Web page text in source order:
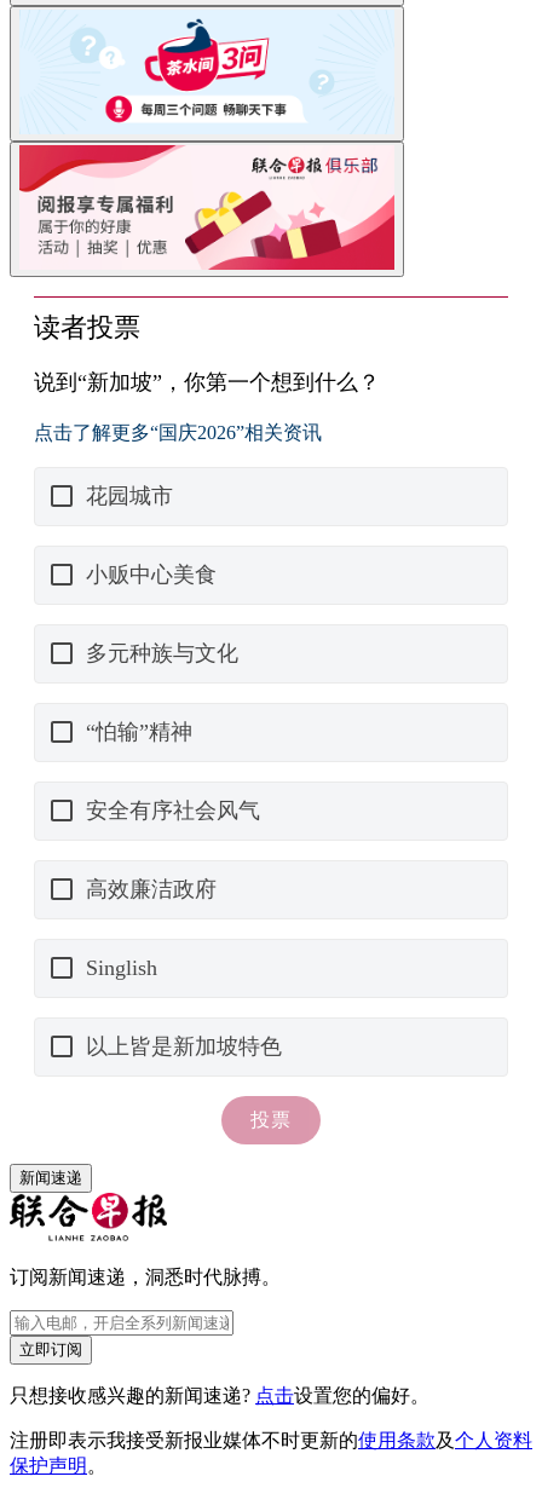
新闻速递
订阅新闻速递，洞悉时代脉搏。
立即订阅
只想接收感兴趣的新闻速递? 点击设置您的偏好。
注册即表示我接受新报业媒体不时更新的使用条款及个人资料
保护声明 。